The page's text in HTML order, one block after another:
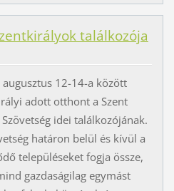
találkozója
12-14-a között
adott otthont a Szent
idei találkozójának.
határon belül és kívül a
településeket fogja össze,
gazdaságilag egymást